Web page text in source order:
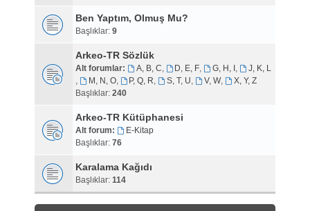
Ben Yaptım, Olmuş Mu?
Başlıklar: 9
Arkeo-TR Sözlük
Alt forumlar: A, B, C, D, E, F, G, H, I ,
J, K, L
,
M, N, O, P, Q, R, S, T, U, V, W,
X, Y, Z
Başlıklar: 240
Arkeo-TR Kütüphanesi
Alt forum:
E-Kitap
Başlıklar: 76
Karalama Kağıdı
Başlıklar: 114